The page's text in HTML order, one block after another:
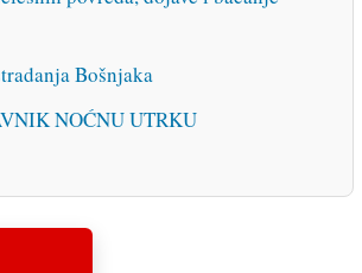
Bošnjaka
NOĆNU UTRKU